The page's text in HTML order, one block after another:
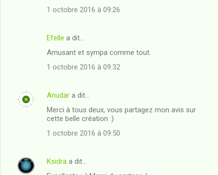
r
1 octobre 2016 à 09:26
Efelle a dit…
Amusant et sympa comme tout.
1 octobre 2016 à 09:32
Anudar a dit…
Merci à tous deux, vous partagez mon avis sur
cette belle création :)
1 octobre 2016 à 09:50
Ksidra a dit…